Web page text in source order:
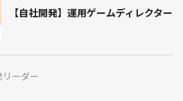
【自社開発】運用ゲームディレクター
ーダー